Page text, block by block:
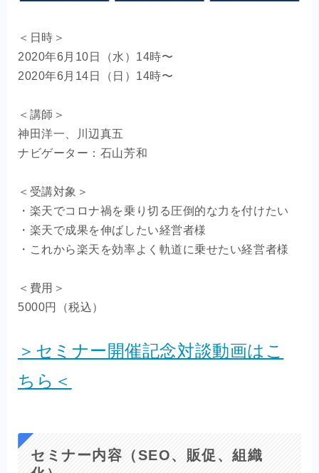
＜日時＞
2020年6月10日（水）14時〜
2020年6月14日（日）14時〜
＜講師＞
神田洋一、川辺真五
ナビゲーター：石山芳和
＜受講対象＞
・楽天でコロナ禍を乗り切る圧倒的な力を付けたい
・楽天で成果を伸ばしたい経営者様
・これから楽天を効率よく軌道に乗せたい経営者様
＜費用＞
5000円（税込）
＞セミナー開催記念対談動画はこ
ちら＜
セミナー内容（SEO、販促、組織